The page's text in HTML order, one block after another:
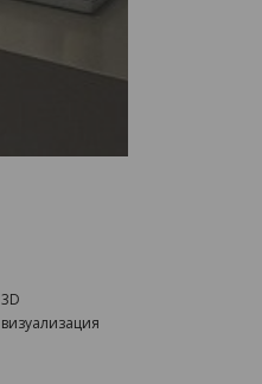
3D
визуализация